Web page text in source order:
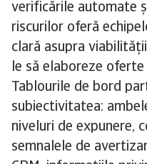
verificările automate
riscurilor oferă
clară asupra
le să elaboreze
Tablourile de bord
subiectivitatea:
niveluri de expunere,
semnalele de